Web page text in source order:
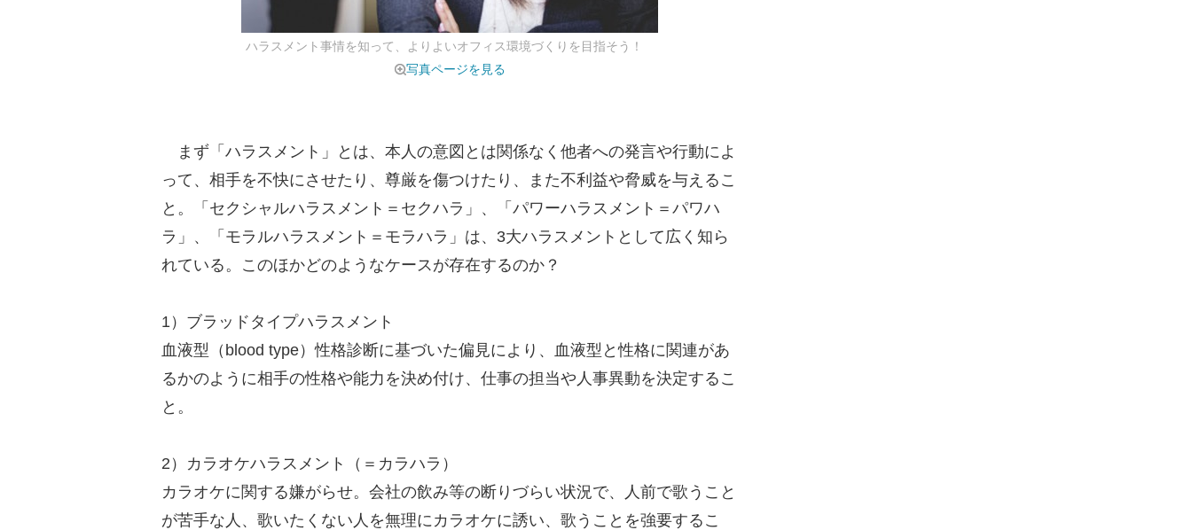
ハラスメント事情を知って、よりよいオフィス環境づくりを目指そう！
写真ページを見る
まず「ハラスメント」とは、本人の意図とは関係なく他者への発言や行動によ
って、相手を不快にさせたり、尊厳を傷つけたり、また不利益や脅威を与えるこ
と。「セクシャルハラスメント＝セクハラ」、「パワーハラスメント＝パワハ
ラ」、「モラルハラスメント＝モラハラ」は、3大ハラスメントとして広く知ら
れている。このほかどのようなケースが存在するのか？
1）ブラッドタイプハラスメント
血液型（blood type）性格診断に基づいた偏見により、血液型と性格に関連があ
るかのように相手の性格や能力を決め付け、仕事の担当や人事異動を決定するこ
と。
2）カラオケハラスメント（＝カラハラ）
カラオケに関する嫌がらせ。会社の飲み等の断りづらい状況で、人前で歌うこと
が苦手な人、歌いたくない人を無理にカラオケに誘い、歌うことを強要するこ